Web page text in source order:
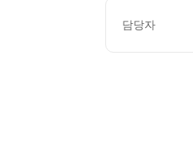
담당자